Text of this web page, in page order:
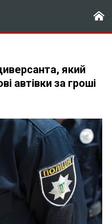
який
автівки за гроші